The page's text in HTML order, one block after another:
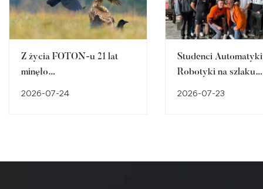
Z życia FOTON-u 21 lat
minęło…
2026-07-24
Studenci
Robotyki na szlaku
2026-07-23